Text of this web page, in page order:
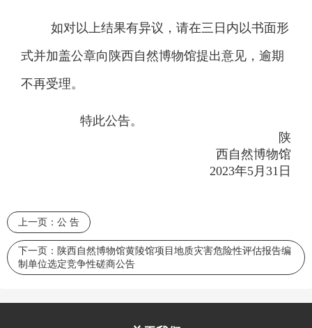
如对以上结果有异议，请在三日内以书面形
式并加盖公章向陕西自然博物馆提出意见，逾期
不再受理。
特此公告。
陕
西自然博物馆
2023年5月 31 日
上一页： 公 告
下一页： 陕西自然博物馆黄陵馆项目地质灾害危险性评估报告编
制单位选定竞争性磋商公告